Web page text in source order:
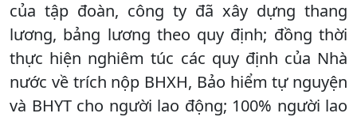
của tập đoàn, công ty đã xây dựng thang
lương, bảng lương theo quy định; đồng thời
thực hiện nghiêm túc các quy định của Nhà
nước về trích nộp BHXH, Bảo hiểm tự nguyện
và BHYT cho người lao động; 100% người lao